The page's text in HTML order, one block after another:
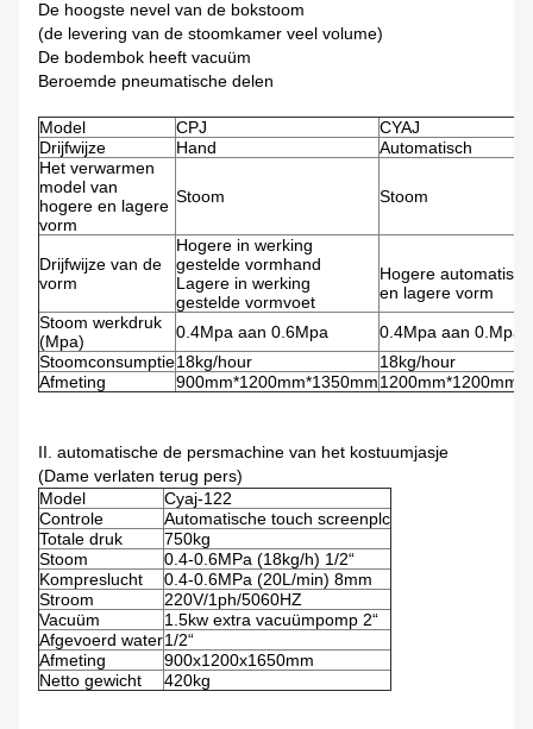
De hoogste nevel van de bokstoom
(de levering van de stoomkamer veel volume)
De bodembok heeft vacuüm
Beroemde pneumatische delen
Model CPJ
CYAJ
Drijfwijze
Hand
Automatisch
Het verwarmen
model van
hogere en lagere
vorm
Stoom Stoom
Drijfwijze van de
vorm
Hogere in werking
gestelde vormhand
Lagere in werking
gestelde vormvoet
Hogere
en lagere vorm
Stoom werkdruk
(Mpa)
0.4Mpa aan 0.6Mpa
0.4Mpa aan 0.Mpa
Stoomconsumptie18kg/hour
18kg/hour
Afmeting
900mm*1200mm*1350mm
II. automatische de persmachine van het kostuumjasje
(Dame verlaten terug pers)
Model
Cyaj-122
Controle
Automatische touch screenplc
Totale druk
750kg
Stoom
0.4-0.6MPa (18kg/h) 1/2“
Kompreslucht
0.4-0.6MPa (20L/min) 8mm
Stroom
220V/1ph/5060HZ
Vacuüm
1.5kw extra vacuümpomp 2“
Afgevoerd water1/2“
Afmeting
900x1200x1650mm
Netto gewicht
420kg